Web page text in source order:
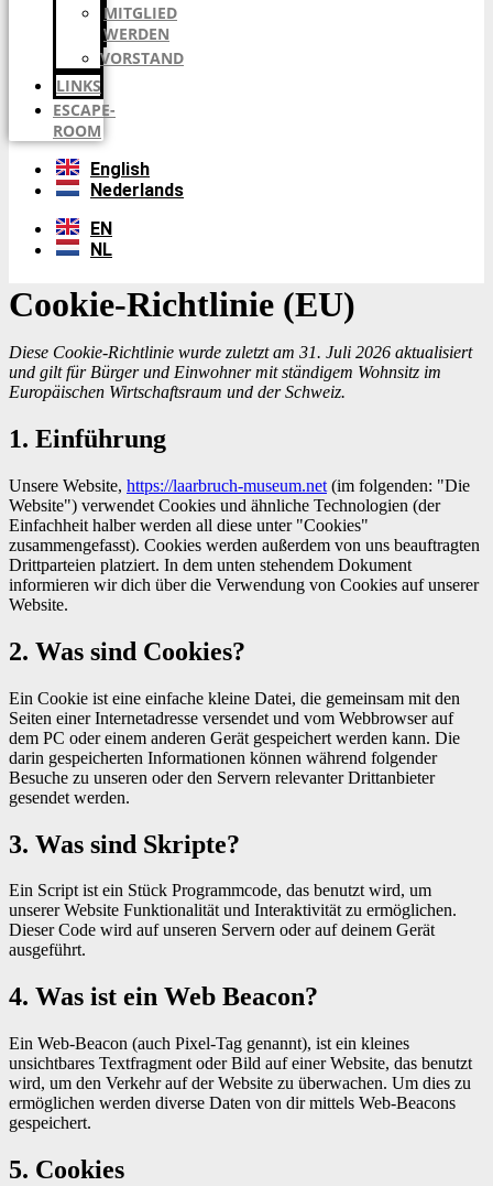
MITGLIED
WERDEN
VORSTAND
LINKS
ESCAPE-
ROOM
English
Nederlands
EN
NL
Cookie-Richtlinie (EU)
Diese Cookie-Richtlinie wurde zuletzt am 31. Juli 2026 aktualisiert
und gilt für Bürger und Einwohner mit ständigem Wohnsitz im
Europäischen Wirtschaftsraum und der Schweiz.
1. Einführung
Unsere Website, https://laarbruch-museum.net (im folgenden: "Die
Website") verwendet Cookies und ähnliche Technologien (der
Einfachheit halber werden all diese unter "Cookies"
zusammengefasst). Cookies werden außerdem von uns beauftragten
Drittparteien platziert. In dem unten stehendem Dokument
informieren wir dich über die Verwendung von Cookies auf unserer
Website.
2. Was sind Cookies?
Ein Cookie ist eine einfache kleine Datei, die gemeinsam mit den
Seiten einer Internetadresse versendet und vom Webbrowser auf
dem PC oder einem anderen Gerät gespeichert werden kann. Die
darin gespeicherten Informationen können während folgender
Besuche zu unseren oder den Servern relevanter Drittanbieter
gesendet werden.
3. Was sind Skripte?
Ein Script ist ein Stück Programmcode, das benutzt wird, um
unserer Website Funktionalität und Interaktivität zu ermöglichen.
Dieser Code wird auf unseren Servern oder auf deinem Gerät
ausgeführt.
4. Was ist ein Web Beacon?
Ein Web-Beacon (auch Pixel-Tag genannt), ist ein kleines
unsichtbares Textfragment oder Bild auf einer Website, das benutzt
wird, um den Verkehr auf der Website zu überwachen. Um dies zu
ermöglichen werden diverse Daten von dir mittels Web-Beacons
gespeichert.
5. Cookies